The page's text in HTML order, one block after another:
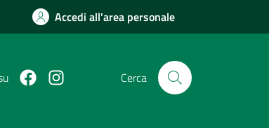
Accedi all'area personale
FacebookInstagram Cerca